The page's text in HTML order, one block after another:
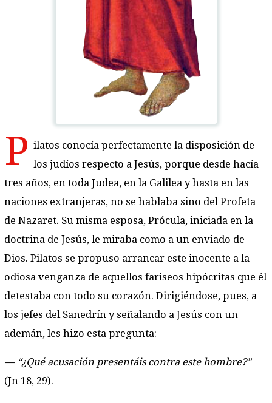
P ilatos conocía perfectamente la disposición de
los judíos respecto a Jesús, porque desde hacía
tres años, en toda Judea, en la Galilea y hasta en las
naciones extranjeras, no se hablaba sino del Profeta
de Nazaret. Su misma esposa, Prócula, iniciada en la
doctrina de Jesús, le miraba como a un enviado de
Dios. Pilatos se propuso arrancar este inocente a la
odiosa venganza de aquellos fariseos hipócritas que él
detestaba con todo su corazón. Dirigiéndose, pues, a
los jefes del Sanedrín y señalando a Jesús con un
ademán, les hizo esta pregunta:
— “¿Qué acusación presentáis contra este hombre?”
(Jn 18, 29).